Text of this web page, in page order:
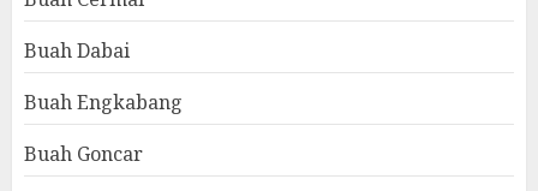
Buah Dabai
Buah Engkabang
Buah Goncar